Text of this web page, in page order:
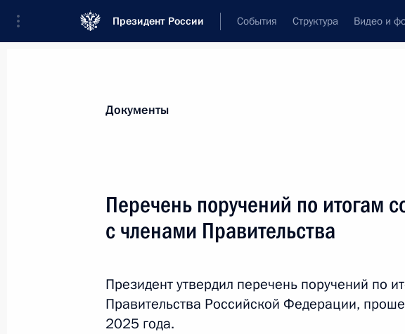
Президент России События Структура Видео и
Все поручения
Все поручения
Показать следующие
Документы
Перечень поручений по итогам
с членами Правительства
Президент утвердил перечень поручений по
Правительства Российской Федерации,
2025 года.